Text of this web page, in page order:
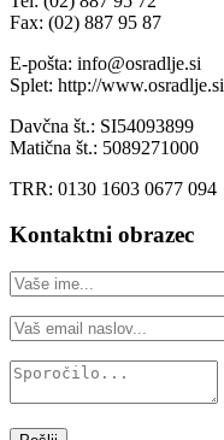
Fax: (02) 887 95 87
E-pošta: info@osradlje.si
Splet: http://www.osradlje.si
Davčna št.: SI54093899
Matična št.: 5089271000
TRR: 0130 1603 0677 094
Kontaktni obrazec